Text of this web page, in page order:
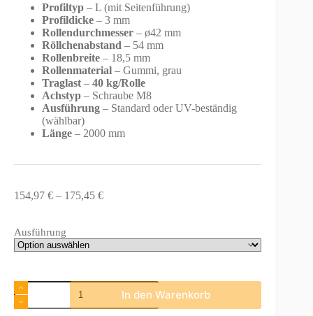
Profiltyp – L (mit Seitenführung)
Profildicke – 3 mm
Rollendurchmesser – ø42 mm
Röllchenabstand – 54 mm
Rollenbreite – 18,5 mm
Rollenmaterial – Gummi, grau
Traglast – 40 kg/Rolle
Achstyp – Schraube M8
Ausführung – Standard oder UV-beständig
(wählbar)
Länge – 2000 mm
154,97 € – 175,45 €Preisspanne:
Ausführung
Gummierte
Rollenleiste
Typ
In den Warenkorb